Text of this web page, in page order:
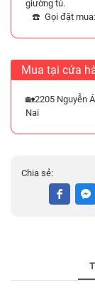
giường tủ.
☎️ Gọi đặt mua:
Mua tại cửa
🏡2205 Nguyễn
Nai
Chia sẻ: